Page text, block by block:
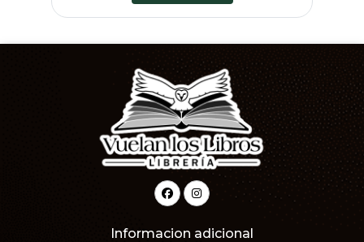
Informacion adicional